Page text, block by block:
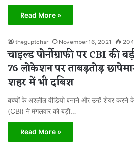
Read More »
theguptchar November 16, 2021 204
चाइल्ड पोर्नोग्राफी पर CBI की
76 लोकेशन पर ताबड़तोड़
शहर में भी दबिश
बच्चों के अश्लील वीडियो बनाने और उन्हें शेयर करने
(CBI) ने मंगलवार को बड़ी…
Read More »